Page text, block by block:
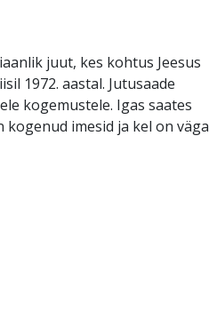
juut, kes kohtus Jeesus
1972. aastal. Jutusaade
kogemustele. Igas saates
imesid ja kel on väga